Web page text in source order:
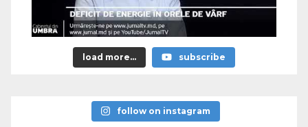
load more... subscribe
follow on instagram